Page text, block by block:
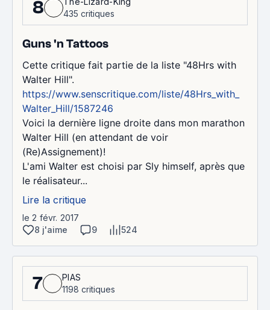
8
435 critiques
Guns 'n Tattoos
Cette critique fait partie de la liste "48Hrs with
Walter Hill".
https://www.senscritique.com/liste/48Hrs_with_
Walter_Hill/1587246
Voici la dernière ligne droite dans mon marathon
Walter Hill (en attendant de voir
(Re)Assignement)!
L'ami Walter est choisi par Sly himself, après que
le réalisateur...
Lire la critique
le 2 févr. 2017
8 j'aime
9 524
7
PIAS
1198 critiques